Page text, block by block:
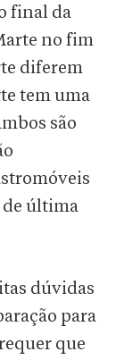
final da
no fim
diferem
tem uma
são
de última
dúvidas
para
que